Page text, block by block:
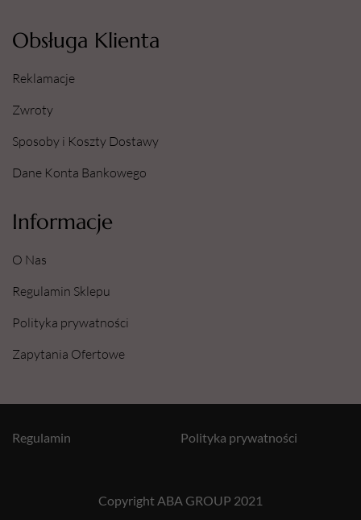
Obsługa Klienta
Reklamacje
Zwroty
Sposoby i Koszty Dostawy
Dane Konta Bankowego
Informacje
O Nas
Regulamin Sklepu
Polityka prywatności
Zapytania Ofertowe
Copyright ABA GROUP 2021
Polityka prywatności
Regulamin